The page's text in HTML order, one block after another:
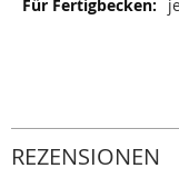
REZENSIONEN